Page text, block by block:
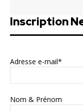
Inscription
Adresse e-mail*
Nom & Prénom